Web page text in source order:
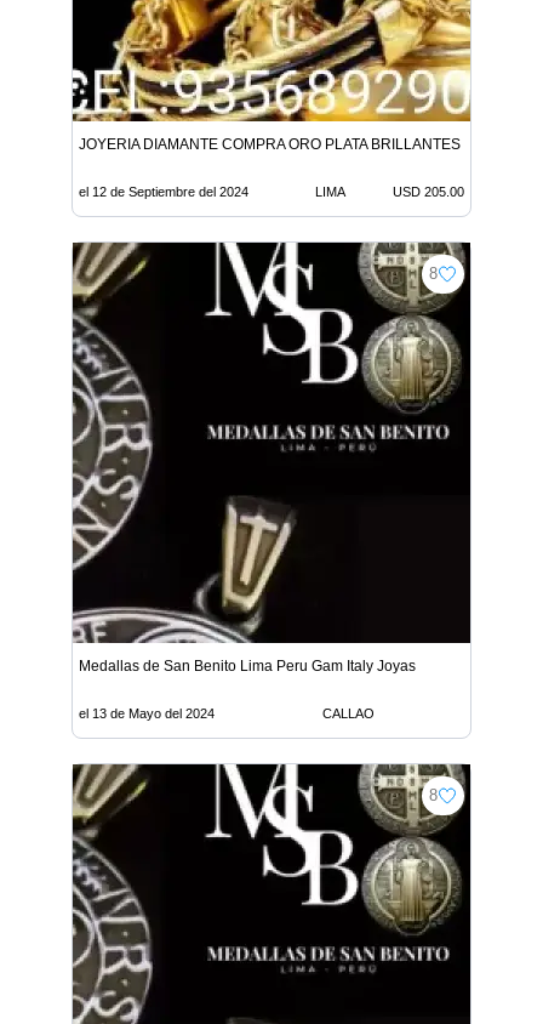
JOYERIA DIAMANTE COMPRA ORO PLATA BRILLANTES 205 X GR
el 12 de Septiembre del 2024 LIMA USD 205.00
8
Medallas de San Benito Lima Peru Gam Italy Joyas
el 13 de Mayo del 2024 CALLAO
8